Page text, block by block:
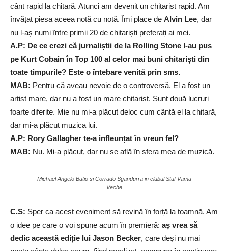
cânt rapid la chitară. Atunci am devenit un chitarist rapid. Am
învățat piesa aceea notă cu notă. Îmi place de Alvin Lee, dar
nu l-aș numi între primii 20 de chitariști preferați ai mei.
A.P: De ce crezi că jurnaliștii de la Rolling Stone l-au pus
pe Kurt Cobain în Top 100 al celor mai buni chitariști din
toate timpurile? Este o întebare venită prin sms.
MAB: Pentru că aveau nevoie de o controversă. El a fost un
artist mare, dar nu a fost un mare chitarist. Sunt două lucruri
foarte diferite. Mie nu mi-a plăcut deloc cum cântă el la chitară,
dar mi-a plăcut muzica lui.
A.P: Rory Gallagher te-a infleunțat în vreun fel?
MAB: Nu. Mi-a plăcut, dar nu se află în sfera mea de muzică.
Michael Angelo Batio si Corrado Sgandurra in clubul Stuf Vama
Veche
C.S: Sper ca acest eveniment să revină în forță la toamnă. Am
o idee pe care o voi spune acum în premieră: aș vrea să
dedic această ediție lui Jason Becker, care deși nu mai